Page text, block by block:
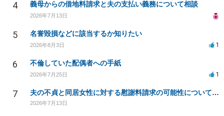
4 義母からの借地料請求と夫の支払い義務について相談
2026年7月13日
5 名誉毀損などに該当するか知りたい
2026年8月3日 1
6 不倫していた配偶者への手紙
2026年7月25日 1
7 夫の不貞と同居女性に対する慰謝料請求の可能性について相談
2026年7月13日